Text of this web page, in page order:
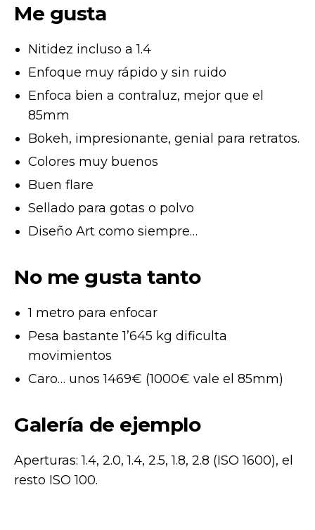
Me gusta
Nitidez incluso a 1.4
Enfoque muy rápido y sin ruido
Enfoca bien a contraluz, mejor que el
85mm
Bokeh, impresionante, genial para retratos.
Colores muy buenos
Buen flare
Sellado para gotas o polvo
Diseño Art como siempre…
No me gusta tanto
1 metro para enfocar
Pesa bastante 1’645 kg dificulta
movimientos
Caro… unos 1469€ (1000€ vale el 85mm)
Galería de ejemplo
Aperturas: 1.4, 2.0, 1.4, 2.5, 1.8, 2.8 (ISO 1600), el
resto ISO 100.